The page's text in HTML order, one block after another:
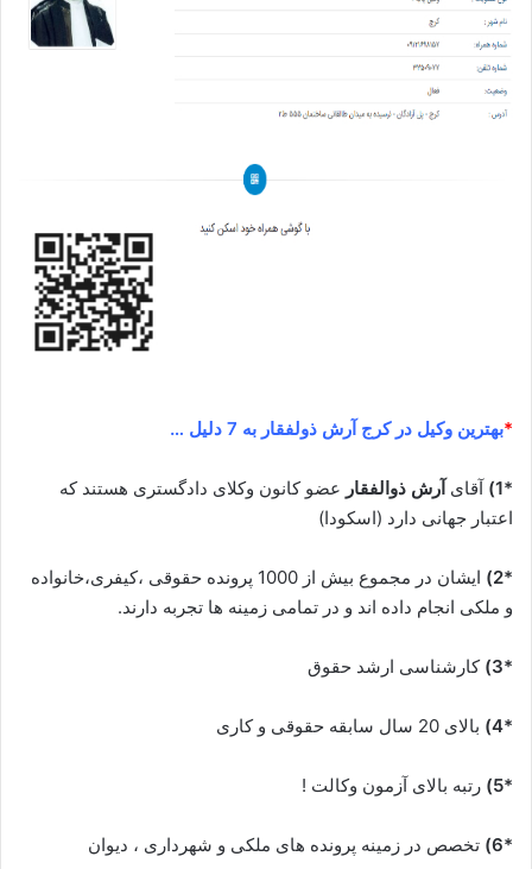
*بهترین وکیل در کرج آرش ذولفقار به 7 دلیل …
*1) آقایآرش ذوالفقار عضو کانون وکلای دادگستری هستند که
اعتبار جهانی دارد (اسکودا)
*2)
ایشان در مجموع بیش از 1000 پرونده حقوقی ،کیفری،خانواده
و ملکی انجام داده اند و در تمامی زمینه ها تجربه دارند.
*3) کارشناسی ارشد حقوق
*4) بالای 20 سال سابقه حقوقی و کاری
*5) رتبه بالای آزمون وکالت !
*6) تخصص در زمینه پرونده های ملکی و شهرداری ، دیوان